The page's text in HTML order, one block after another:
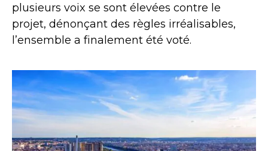
plusieurs voix se sont élevées contre le
projet, dénonçant des règles irréalisables,
l’ensemble a finalement été voté.